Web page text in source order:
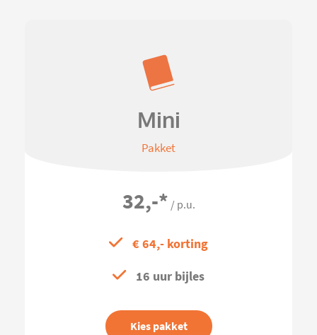
Mini
Pakket
32,-* / p.u.
€ 64,- korting
16 uur bijles
Kies pakket